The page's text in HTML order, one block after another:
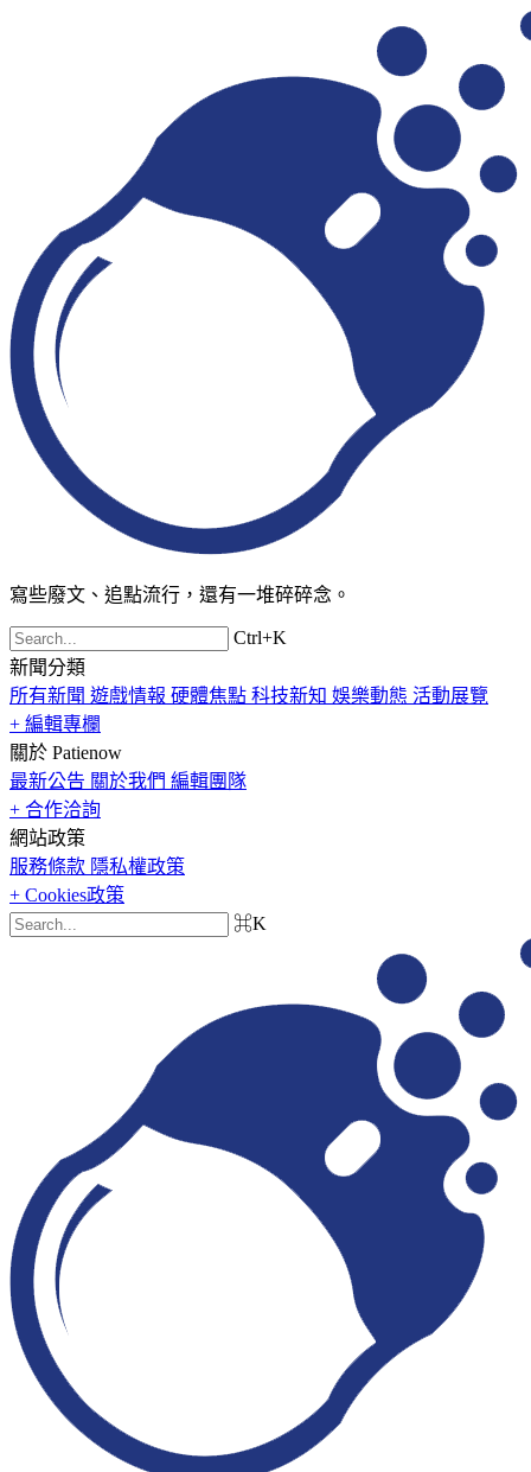
寫些廢文、追點流行，還有一堆碎碎念。
Ctrl+K
新聞分類
所有新聞 遊戲情報 硬體焦點 科技新知 娛樂動態 活動展覽
+ 編輯專欄
關於 Patienow
最新公告 關於我們 編輯團隊
+ 合作洽詢
網站政策
服務條款 隱私權政策
+ Cookies政策
⌘K